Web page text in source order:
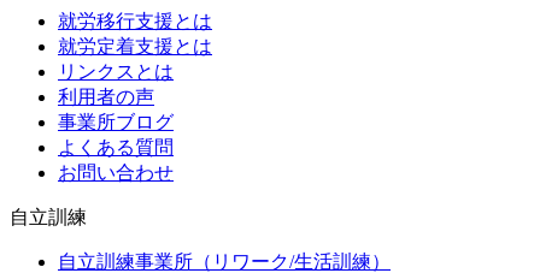
就労移行支援とは
就労定着支援とは
リンクスとは
利用者の声
事業所ブログ
よくある質問
お問い合わせ
自立訓練
自立訓練事業所（リワーク/生活訓練）